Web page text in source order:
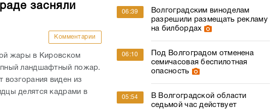
засняли
Комментарии
жары в Кировском
ландшафтный пожар.
возгорания виден из
делятся кадрами в
06:39
Волгоградским виноделам
разрешили размещать рекламу
на билбордах
06:10
Под Волгоградом отменена
семичасовая беспилотная
опасность
05:54
В Волгоградской области
седьмой час действует